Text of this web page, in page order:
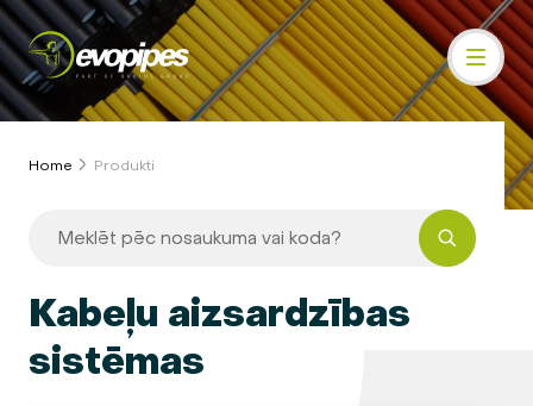
Home Produkti
Kabeļu aizsardzības
sistēmas